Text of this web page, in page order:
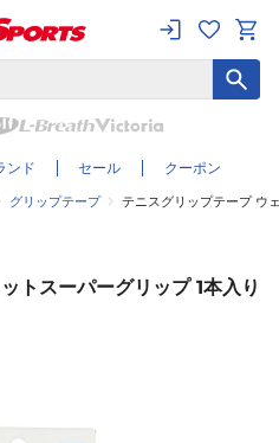
ンド セール クーポン
グリップテープ テニスグリップテープ ウ
トスーパーグリップ 1本入り